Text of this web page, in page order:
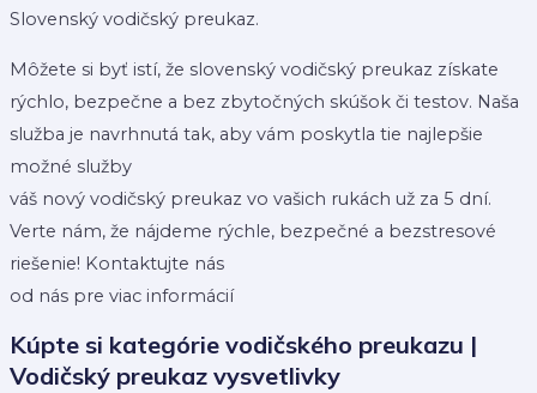
Slovenský vodičský preukaz.
Môžete si byť istí, že slovenský vodičský preukaz získate
rýchlo, bezpečne a bez zbytočných skúšok či testov. Naša
služba je navrhnutá tak, aby vám poskytla tie najlepšie
možné služby
váš nový vodičský preukaz vo vašich rukách už za 5 dní.
Verte nám, že nájdeme rýchle, bezpečné a bezstresové
riešenie! Kontaktujte nás
od nás pre viac informácií
Kúpte si kategórie vodičského preukazu |
Vodičský preukaz vysvetlivky